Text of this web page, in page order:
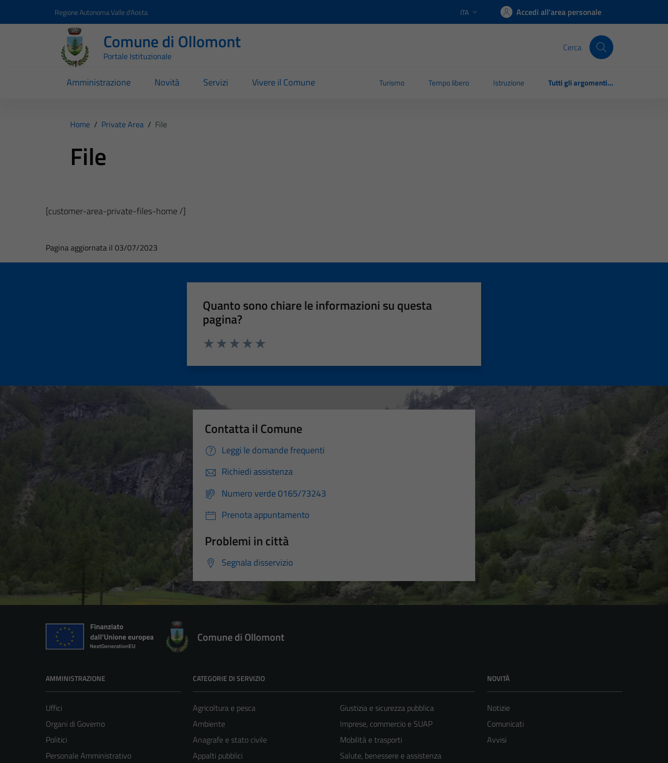
Regione Autonoma Valle d'Aosta Lingua attiva:
ITA Accedi all'area personale
Comune di Ollomont
Portale Istituzionale
Cerca
Amministrazione Novità Servizi Vivere il Comune Turismo Tempo libero Istruzione Tutti gli argomenti...
Home / Private Area / File
File
[customer-area-private-files-home /]
Pagina aggiornata il 03/07/2023
Quanto sono chiare le informazioni su questa
pagina?
Contatta il Comune
Leggi le domande frequenti
Richiedi assistenza
Numero verde 0165/73243
Prenota appuntamento
Problemi in città
Segnala disservizio
Comune di Ollomont
AMMINISTRAZIONE
Uffici
Organi di Governo
Politici
Personale Amministrativo
CATEGORIE DI SERVIZIO
Agricoltura e pesca
Ambiente
Anagrafe e stato civile
Appalti pubblici
Giustizia e sicurezza pubblica
Imprese, commercio e SUAP
Mobilità e trasporti
Salute, benessere e assistenza
NOVITÀ
Notizie
Comunicati
Avvisi